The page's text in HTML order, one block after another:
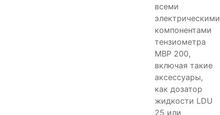
всеми
электрическими
компонентами
тензиометра
MBP 200,
включая такие
аксессуары,
как дозатор
жидкости LDU
25 или